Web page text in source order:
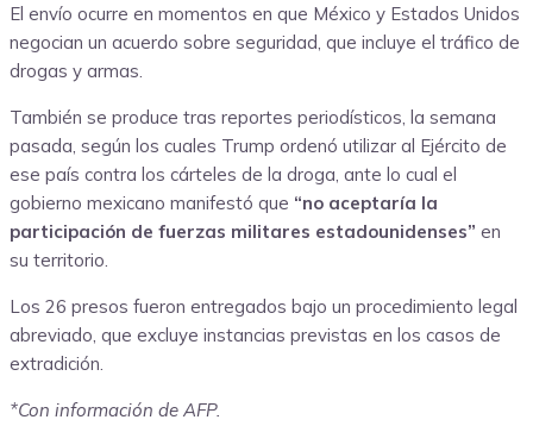
El envío ocurre en momentos en que México y Estados Unidos
negocian un acuerdo sobre seguridad, que incluye el tráfico de
drogas y armas.
También se produce tras reportes periodísticos, la semana
pasada, según los cuales Trump ordenó utilizar al Ejército de
ese país contra los cárteles de la droga, ante lo cual el
gobierno mexicano manifestó que “no aceptaría la
participación de fuerzas militares estadounidenses” en
su territorio.
Los 26 presos fueron entregados bajo un procedimiento legal
abreviado, que excluye instancias previstas en los casos de
extradición.
*Con información de AFP.